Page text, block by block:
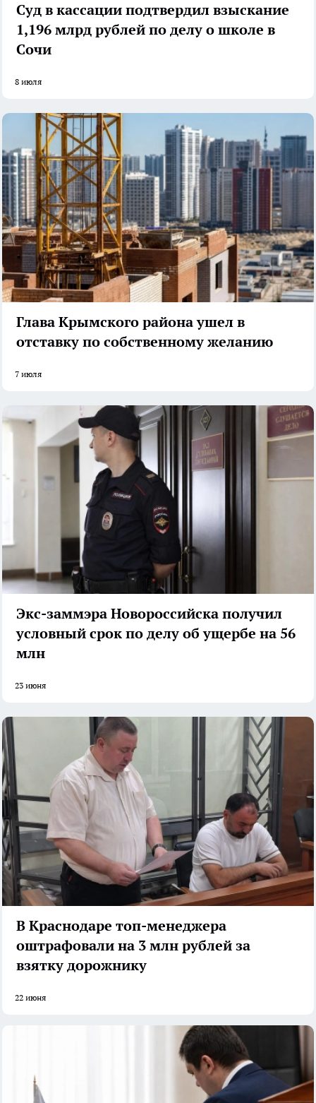
Суд в кассации подтвердил взыскание
1,196 млрд рублей по делу о школе в
Сочи
8 июля
Глава Крымского района ушел в
отставку по собственному желанию
7 июля
Экс-заммэра Новороссийска получил
условный срок по делу об ущербе на 56
млн
23 июня
В Краснодаре топ-менеджера
оштрафовали на 3 млн рублей за
взятку дорожнику
22 июня